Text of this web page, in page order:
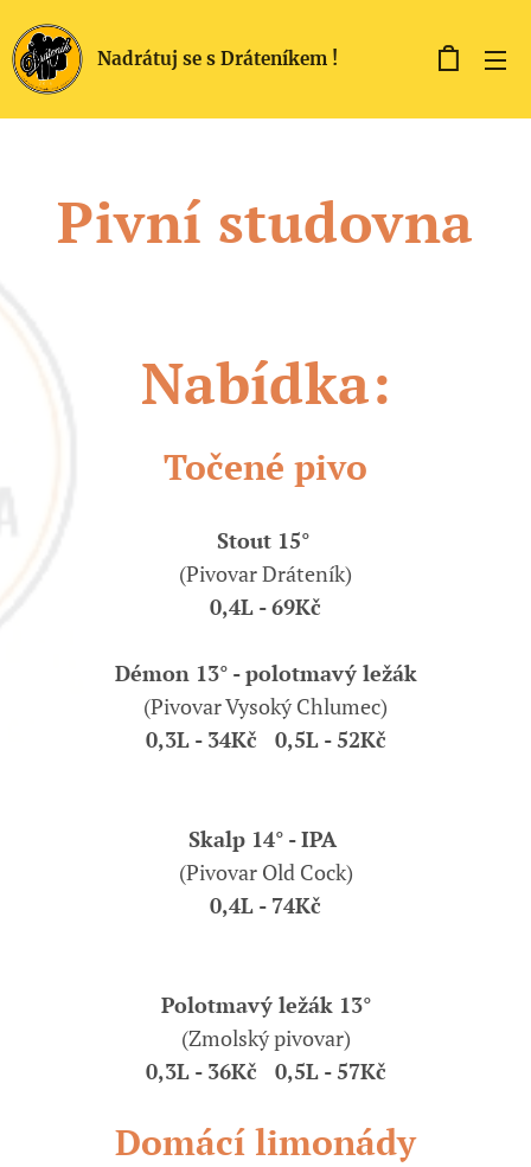
Nadrátuj se s Dráteníkem !
Pivní studovna
Nabídka:
Točené pivo
Stout 15°
(Pivovar Dráteník)
0,4L - 69Kč
Démon 13° - polotmavý ležák
(Pivovar Vysoký Chlumec)
0,3L - 34Kč 0,5L - 52Kč
Skalp 14° - IPA
(Pivovar Old Cock)
0,4L - 74Kč
Polotmavý ležák 13°
(Zmolský pivovar)
0,3L - 36Kč 0,5L - 57Kč
Domácí limonády